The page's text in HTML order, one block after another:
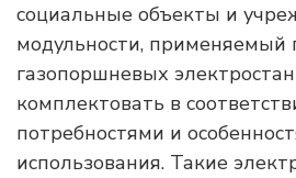
социальные объекты и
модульности, применяемый
газопоршневых
комплектовать в
потребностями и
использования. Такие